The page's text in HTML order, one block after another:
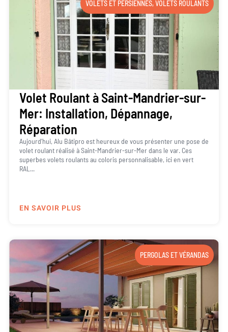
VOLETS ET PERSIENNES,VOLETS ROULANTS
Volet Roulant à Saint-Mandrier-sur-
Mer: Installation, Dépannage,
Réparation
Aujourd’hui, Alu Bâtipro est heureux de vous présenter une pose de
volet roulant réalisé à Saint-Mandrier-sur-Mer dans le var. Ces
superbes volets roulants au coloris personnalisable, ici en vert
RAL...
EN SAVOIR PLUS
PERGOLAS ET VÉRANDAS